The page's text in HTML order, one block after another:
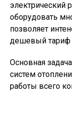
электрический
оборудовать
позволяет
дешевый тариф
Основная
систем
работы всего